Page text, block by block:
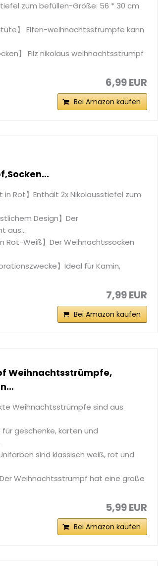
zum befüllen-Größe: 56 * 30 cm
】 Elfen-weihnachtsstrümpfe kann
】 Filz nikolaus weihnachtsstrumpf
6,99 EUR
Bei Amazon kaufen
in Rot】Enthält 2x Nikolausstiefel zum
Design】Der
aus...
Rot-Weiß】Der Weihnachtssocken
】Ideal für Kamin,
7,99 EUR
Bei Amazon kaufen
Weihnachtsstrümpfe,
Weihnachtsstrümpfe sind aus
geschenke, karten und
sind klassisch weiß, rot und
Weihnachtsstrumpf hat eine große
5,99 EUR
Bei Amazon kaufen